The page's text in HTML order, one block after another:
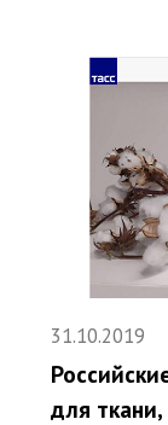
31.10.2019
для